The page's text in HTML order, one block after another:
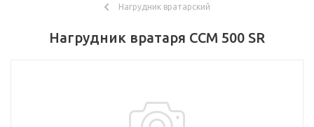
Нагрудник вратарский
Нагрудник вратаря CCM 500 SR